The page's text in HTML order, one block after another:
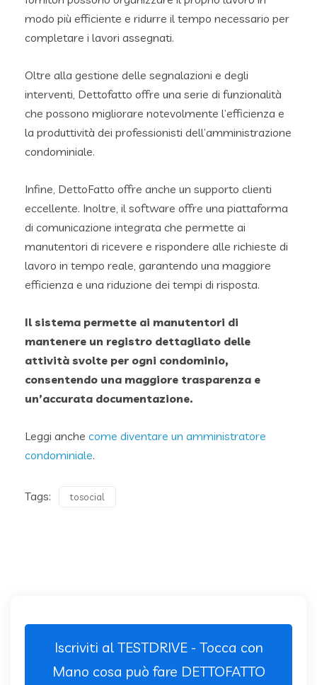
modo più efficiente e ridurre il tempo necessario per
completare i lavori assegnati.
Oltre alla gestione delle segnalazioni e degli
interventi, Dettofatto offre una serie di funzionalità
che possono migliorare notevolmente l’efficienza e
la produttività dei professionisti dell’amministrazione
condominiale.
Infine, DettoFatto offre anche un supporto clienti
eccellente. Inoltre, il software offre una piattaforma
di comunicazione integrata che permette ai
manutentori di ricevere e rispondere alle richieste di
lavoro in tempo reale, garantendo una maggiore
efficienza e una riduzione dei tempi di risposta.
Il sistema permette ai manutentori di
mantenere un registro dettagliato delle
attività svolte per ogni condominio,
consentendo una maggiore trasparenza e
un’accurata documentazione.
Leggi anche come diventare un amministratore
condominiale.
Tags: tosocial
Iscriviti al TESTDRIVE - Tocca con
Mano cosa può fare DETTOFATTO